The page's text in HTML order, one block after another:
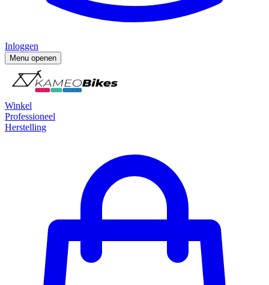
Inloggen
Menu openen
Winkel
Professioneel
Herstelling